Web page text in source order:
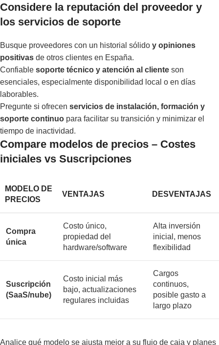
Considere la reputación del proveedor y
los servicios de soporte
Busque proveedores con un historial sólido y opiniones
positivas de otros clientes en España.
Confiable soporte técnico y atención al cliente son
esenciales, especialmente disponibilidad local o en días
laborables.
Pregunte si ofrecen servicios de instalación, formación y
soporte continuo para facilitar su transición y minimizar el
tiempo de inactividad.
Compare modelos de precios – Costes
iniciales vs Suscripciones
MODELO DE
PRECIOS
VENTAJAS DESVENTAJAS
Compra
única
Costo único,
propiedad del
hardware/software
Alta inversión
inicial, menos
flexibilidad
Suscripción
(SaaS/nube)
Costo inicial más
bajo, actualizaciones
regulares incluidas
Cargos
continuos,
posible gasto a
largo plazo
Analice qué modelo se ajusta mejor a su flujo de caja y planes